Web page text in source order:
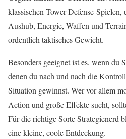
klassischen Tower-Defense-
Aushub, Energie, Waffen und
ordentlich taktisches Gewicht.
Besonders geeignet ist es, wenn du
denen du nach und nach die
Situation gewinnst. Wer vor allem
Action und große Effekte sucht,
Für die richtige Sorte Strategienerd
eine kleine, coole Entdeckung.